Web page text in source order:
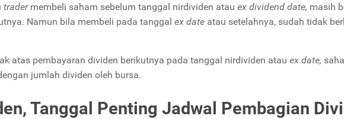
trader membeli saham sebelum tanggal nirdividen atau ex dividend date, masih
Namun bila membeli pada tanggal ex date atau setelahnya, sudah tidak
atas pembayaran dividen berikutnya pada tanggal nirdividen atau ex date,
jumlah dividen oleh bursa.
Tanggal Penting Jadwal Pembagian